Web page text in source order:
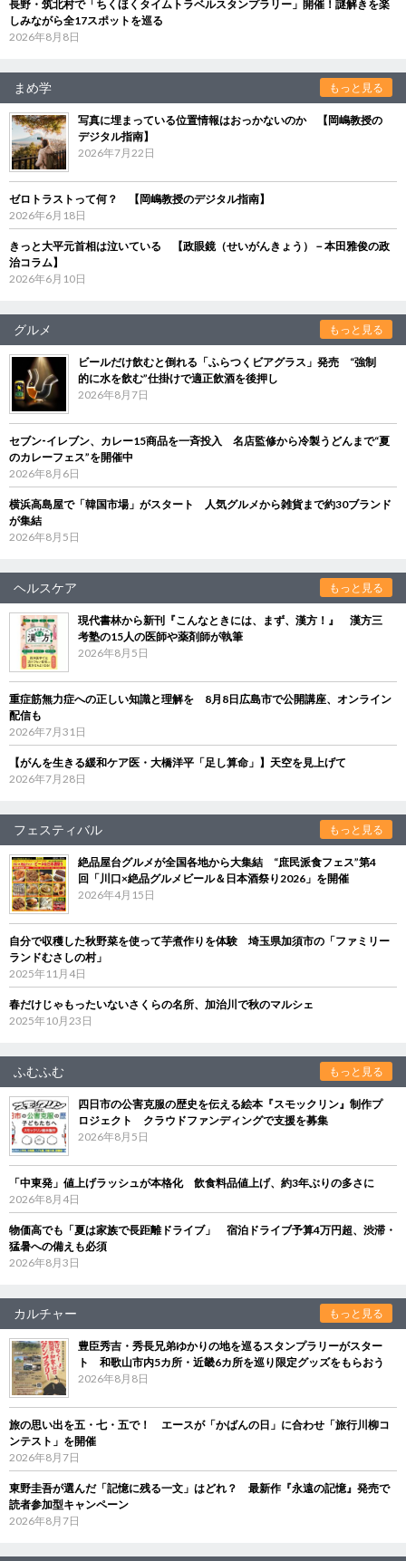
長野・筑北村で「ちくほくタイムトラベルスタンプラリー」開催！謎解きを楽
しみながら全17スポットを巡る
2026年8月8日
まめ学 もっと見る
写真に埋まっている位置情報はおっかないのか 【岡嶋教授の
デジタル指南】
2026年7月22日
ゼロトラストって何？ 【岡嶋教授のデジタル指南】
2026年6月18日
きっと大平元首相は泣いている 【政眼鏡（せいがんきょう）－本田雅俊の政
治コラム】
2026年6月10日
グルメ もっと見る
ビールだけ飲むと倒れる「ふらつくビアグラス」発売 “強制
的に水を飲む”仕掛けで適正飲酒を後押し
2026年8月7日
セブン‐イレブン、カレー15商品を一斉投入 名店監修から冷製うどんまで“夏
のカレーフェス”を開催中
2026年8月6日
横浜高島屋で「韓国市場」がスタート 人気グルメから雑貨まで約30ブランド
が集結
2026年8月5日
ヘルスケア もっと見る
現代書林から新刊『こんなときには、まず、漢方！』 漢方三
考塾の15人の医師や薬剤師が執筆
2026年8月5日
重症筋無力症への正しい知識と理解を 8月8日広島市で公開講座、オンライン
配信も
2026年7月31日
【がんを生きる緩和ケア医・大橋洋平「足し算命」】天空を見上げて
2026年7月28日
フェスティバル もっと見る
絶品屋台グルメが全国各地から大集結 “庶民派食フェス”第4
回「川口×絶品グルメビール＆日本酒祭り2026」を開催
2026年4月15日
自分で収穫した秋野菜を使って芋煮作りを体験 埼玉県加須市の「ファミリー
ランドむさしの村」
2025年11月4日
春だけじゃもったいないさくらの名所、加治川で秋のマルシェ
2025年10月23日
ふむふむ もっと見る
四日市の公害克服の歴史を伝える絵本『スモックリン』制作プ
ロジェクト クラウドファンディングで支援を募集
2026年8月5日
「中東発」値上げラッシュが本格化 飲食料品値上げ、約3年ぶりの多さに
2026年8月4日
物価高でも「夏は家族で長距離ドライブ」 宿泊ドライブ予算4万円超、渋滞・
猛暑への備えも必須
2026年8月3日
カルチャー もっと見る
豊臣秀吉・秀長兄弟ゆかりの地を巡るスタンプラリーがスター
ト 和歌山市内5カ所・近畿6カ所を巡り限定グッズをもらおう
2026年8月8日
旅の思い出を五・七・五で！ エースが「かばんの日」に合わせ「旅行川柳コ
ンテスト」を開催
2026年8月7日
東野圭吾が選んだ「記憶に残る一文」はどれ？ 最新作『永遠の記憶』発売で
読者参加型キャンペーン
2026年8月7日